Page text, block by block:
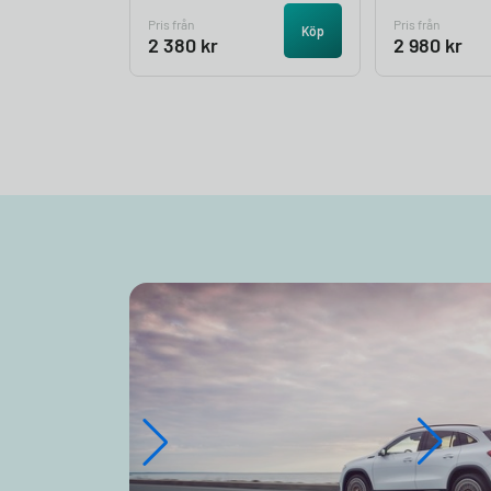
Pris från
2 380 kr
Köp Pris från
2 980 kr